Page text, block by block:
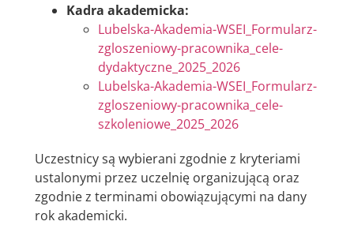
Kadra akademicka:
Lubelska-Akademia-WSEI_Formularz-
zgloszeniowy-pracownika_cele-
dydaktyczne_2025_2026
Lubelska-Akademia-WSEI_Formularz-
zgloszeniowy-pracownika_cele-
szkoleniowe_2025_2026
Uczestnicy są wybierani zgodnie z kryteriami
ustalonymi przez uczelnię organizującą oraz
zgodnie z terminami obowiązującymi na dany
rok akademicki.